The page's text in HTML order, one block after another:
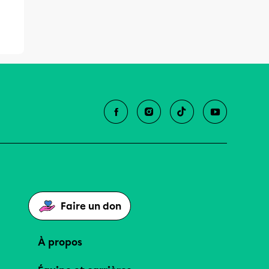
Faire un don
À propos